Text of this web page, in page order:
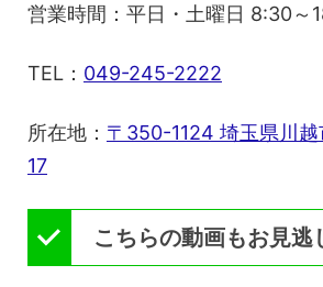
営業時間：平日・土曜日 8:30～
TEL： 049-245-2222
所在地： 〒350-1124 埼玉県川
17
こちらの動画もお見逃